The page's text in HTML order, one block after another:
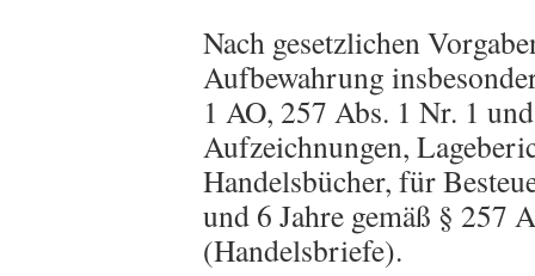
Nach gesetzlichen
Aufbewahrung
1 AO, 257 Abs. 1 Nr. 1
Aufzeichnungen,
Handelsbücher, für
und 6 Jahre gemäß § 257
(Handelsbriefe).